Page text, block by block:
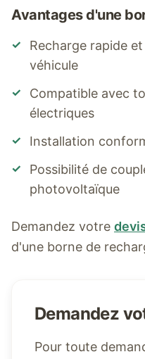
Avantages d'une
✓
Recharge rapide
véhicule
✓
Compatible avec
électriques
✓ Installation
✓
Possibilité de
photovoltaïque
Demandez votre
d'une borne de
Demandez
Pour toute